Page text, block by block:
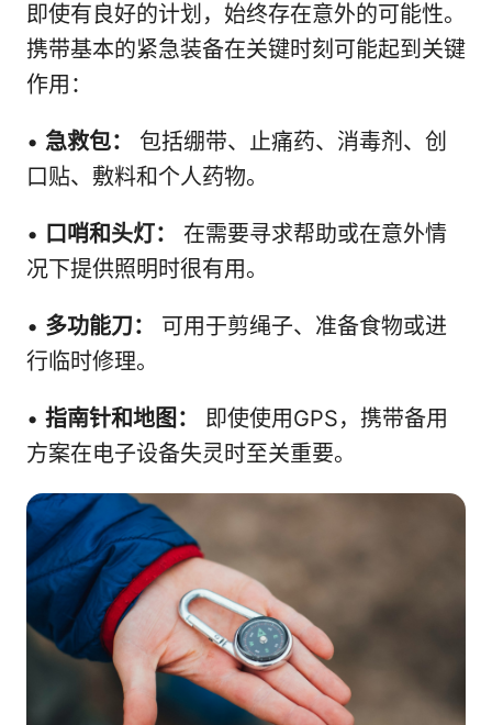
即使有良好的计划，始终存在意外的可能性。
携带基本的紧急装备在关键时刻可能起到关键
作用：
• 急救包：
包括绷带、止痛药、消毒剂、创
口贴、敷料和个人药物。
• 口哨和头灯：
在需要寻求帮助或在意外情
况下提供照明时很有用。
• 多功能刀：
可用于剪绳子、准备食物或进
行临时修理。
• 指南针和地图：
即使使用GPS，携带备用
方案在电子设备失灵时至关重要。